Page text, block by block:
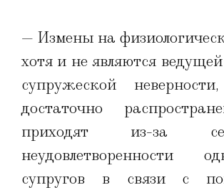
— Измены на
хотя и не являются
супружеской
достаточно
приходят из-за
неудовлетворенности
супругов в связи с